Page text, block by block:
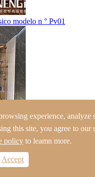
modelo n ° Pv01
de estilo de vento
experience, analyze
this site, you agree to our
policy to leamn more.
Accept